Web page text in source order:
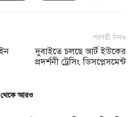
পরবর্তী নিবন্ধ
দুবাইতে চলছে আর্ট ইউকের
প্রদর্শনী ট্রেসিং ডিসপ্লেসমেন্ট
আরও